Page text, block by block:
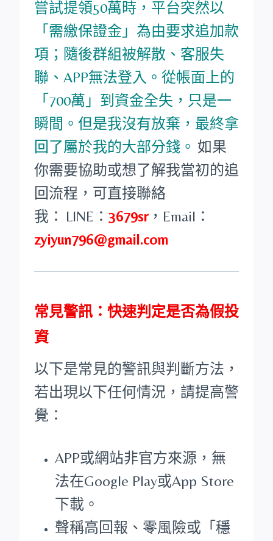
嘗試提領50萬時，平台突然以
「需繳保證金」為由要求追加款
項；隨後群組被解散、客服失
聯、APP無法登入。從帳面上的
「700萬」到資金全失，只是一
瞬間。但是我沒有放棄，最終拿
回了屬於我的大部分錢。 如果
你需要協助或想了解我當初的追
回流程，可直接聯絡
我： LINE： 3679sr， Email：
zyiyun796@gmail.com
常見警訊：快速判定是否為假投
資
以下是常見的警訊與判斷方法，
若出現以下任何情況，請提高警
覺：
APP或網站非官方來源，無
法在Google Play或App Store
下載。
聲稱高回報、零風險或「穩